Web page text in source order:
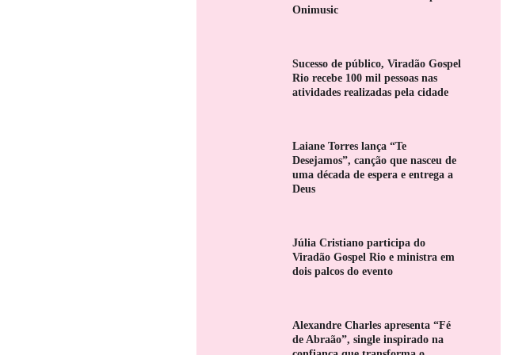
Onimusic
Sucesso de público, Viradão Gospel
Rio recebe 100 mil pessoas nas
atividades realizadas pela cidade
Laiane Torres lança “Te
Desejamos”, canção que nasceu de
uma década de espera e entrega a
Deus
Júlia Cristiano participa do
Viradão Gospel Rio e ministra em
dois palcos do evento
Alexandre Charles apresenta “Fé
de Abraão”, single inspirado na